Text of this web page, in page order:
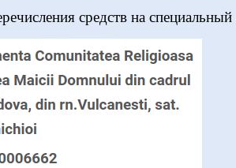
средств на специальный